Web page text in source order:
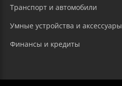
Транспорт и автомобили
Умные устройства и аксессуары
Финансы и кредиты